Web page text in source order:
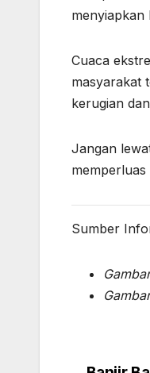
menyiapkan
Cuaca
masyarakat
kerugian
Jangan
Sumber